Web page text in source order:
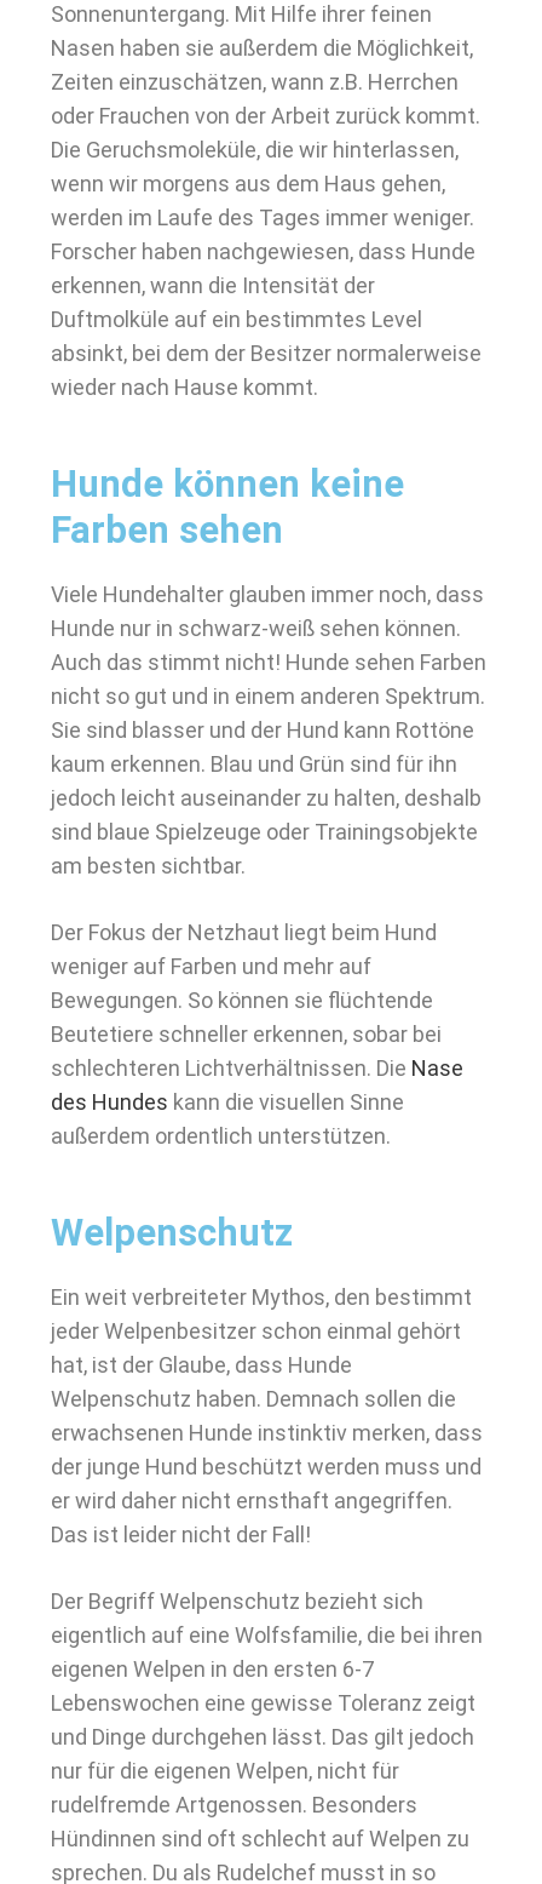
Sonnenuntergang. Mit Hilfe ihrer feinen
Nasen haben sie außerdem die Möglichkeit,
Zeiten einzuschätzen, wann z.B. Herrchen
oder Frauchen von der Arbeit zurück kommt.
Die Geruchsmoleküle, die wir hinterlassen,
wenn wir morgens aus dem Haus gehen,
werden im Laufe des Tages immer weniger.
Forscher haben nachgewiesen, dass Hunde
erkennen, wann die Intensität der
Duftmolküle auf ein bestimmtes Level
absinkt, bei dem der Besitzer normalerweise
wieder nach Hause kommt.
Hunde können keine
Farben sehen
Viele Hundehalter glauben immer noch, dass
Hunde nur in schwarz-weiß sehen können.
Auch das stimmt nicht! Hunde sehen Farben
nicht so gut und in einem anderen Spektrum.
Sie sind blasser und der Hund kann Rottöne
kaum erkennen. Blau und Grün sind für ihn
jedoch leicht auseinander zu halten, deshalb
sind blaue Spielzeuge oder Trainingsobjekte
am besten sichtbar.
Der Fokus der Netzhaut liegt beim Hund
weniger auf Farben und mehr auf
Bewegungen. So können sie flüchtende
Beutetiere schneller erkennen, sobar bei
schlechteren Lichtverhältnissen. Die Nase
des Hundes kann die visuellen Sinne
außerdem ordentlich unterstützen.
Welpenschutz
Ein weit verbreiteter Mythos, den bestimmt
jeder Welpenbesitzer schon einmal gehört
hat, ist der Glaube, dass Hunde
Welpenschutz haben. Demnach sollen die
erwachsenen Hunde instinktiv merken, dass
der junge Hund beschützt werden muss und
er wird daher nicht ernsthaft angegriffen.
Das ist leider nicht der Fall!
Der Begriff Welpenschutz bezieht sich
eigentlich auf eine Wolfsfamilie, die bei ihren
eigenen Welpen in den ersten 6-7
Lebenswochen eine gewisse Toleranz zeigt
und Dinge durchgehen lässt. Das gilt jedoch
nur für die eigenen Welpen, nicht für
rudelfremde Artgenossen. Besonders
Hündinnen sind oft schlecht auf Welpen zu
sprechen. Du als Rudelchef musst in so